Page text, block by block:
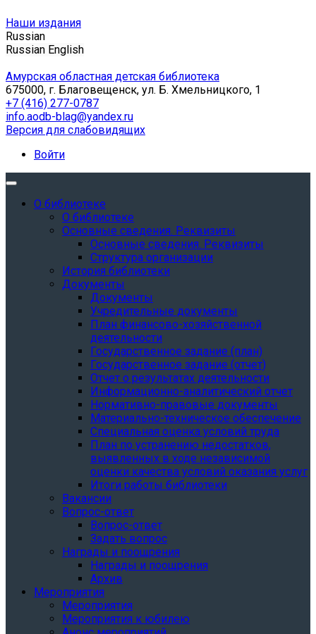
Наши издания
Russian
Russian English
Амурская областная детская библиотека
675000, г. Благовещенск, ул. Б. Хмельницкого, 1
+7 (416) 277-0787
info.aodb-blag@yandex.ru
Версия для слабовидящих
Войти
О библиотеке
О библиотеке
Основные сведения. Реквизиты
Основные сведения. Реквизиты
Структура организации
История библиотеки
Документы
Документы
Учредительные документы
План финансово-хозяйственной
деятельности
Государственное задание (план)
Государственное задание (отчет)
Отчет о результатах деятельности
Информационно-аналитический отчет
Нормативно-правовые документы
Материально-техническое обеспечение
Специальная оценка условий труда
План по устранению недостатков,
выявленных в ходе независимой
оценки качества условий оказания услуг
Итоги работы библиотеки
Вакансии
Вопрос-ответ
Вопрос-ответ
Задать вопрос
Награды и поощрения
Награды и поощрения
Архив
Мероприятия
Мероприятия
Мероприятия к юбилею